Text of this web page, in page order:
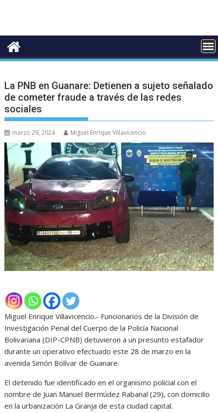
La PNB en Guanare: Detienen a sujeto señalado
de cometer fraude a través de las redes
sociales
marzo 29, 2024 Miguel Enrique Villavicencio
Miguel Enrique Villavicencio.- Funcionarios de la División de
Investigación Penal del Cuerpo de la Policía Nacional
Bolivariana (DIP-CPNB) detuvieron a un presunto estafador
durante un operativo efectuado este 28 de marzo en la
avenida Simón Bolívar de Guanare.
El detenido fue identificado en el organismo policial con el
nombre de Juan Manuel Bermúdez Rabanal (29), con domicilio
en la urbanización La Granja de esta ciudad capital.